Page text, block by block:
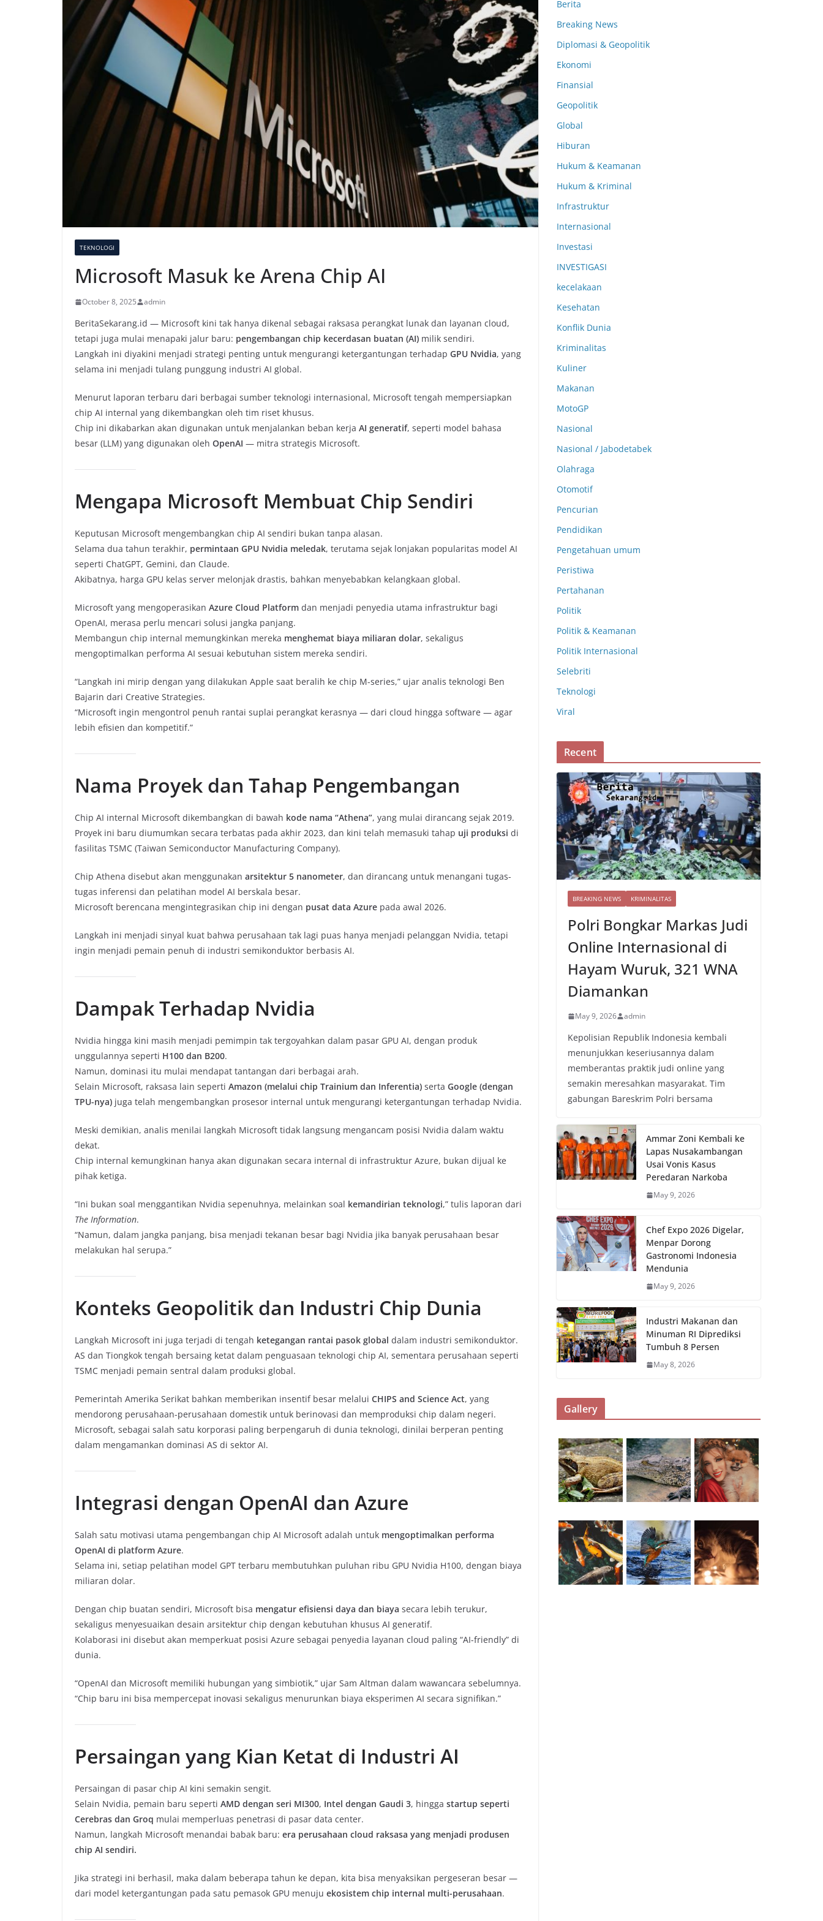
TEKNOLOGI
Microsoft Masuk ke Arena Chip AI
October 8, 2025 admin
BeritaSekarang.id — Microsoft kini tak hanya dikenal sebagai raksasa perangkat lunak dan layanan cloud,
tetapi juga mulai menapaki jalur baru: pengembangan chip kecerdasan buatan (AI) milik sendiri.
Langkah ini diyakini menjadi strategi penting untuk mengurangi ketergantungan terhadap GPU Nvidia, yang
selama ini menjadi tulang punggung industri AI global.
Menurut laporan terbaru dari berbagai sumber teknologi internasional, Microsoft tengah mempersiapkan
chip AI internal yang dikembangkan oleh tim riset khusus.
Chip ini dikabarkan akan digunakan untuk menjalankan beban kerja AI generatif, seperti model bahasa
besar (LLM) yang digunakan oleh OpenAI — mitra strategis Microsoft.
Mengapa Microsoft Membuat Chip Sendiri
Keputusan Microsoft mengembangkan chip AI sendiri bukan tanpa alasan.
Selama dua tahun terakhir, permintaan GPU Nvidia meledak, terutama sejak lonjakan popularitas model AI
seperti ChatGPT, Gemini, dan Claude.
Akibatnya, harga GPU kelas server melonjak drastis, bahkan menyebabkan kelangkaan global.
Microsoft yang mengoperasikan Azure Cloud Platform dan menjadi penyedia utama infrastruktur bagi
OpenAI, merasa perlu mencari solusi jangka panjang.
Membangun chip internal memungkinkan mereka menghemat biaya miliaran dolar, sekaligus
mengoptimalkan performa AI sesuai kebutuhan sistem mereka sendiri.
“Langkah ini mirip dengan yang dilakukan Apple saat beralih ke chip M-series,” ujar analis teknologi Ben
Bajarin dari Creative Strategies.
“Microsoft ingin mengontrol penuh rantai suplai perangkat kerasnya — dari cloud hingga software — agar
lebih efisien dan kompetitif.”
Nama Proyek dan Tahap Pengembangan
Chip AI internal Microsoft dikembangkan di bawah kode nama “Athena”, yang mulai dirancang sejak 2019.
Proyek ini baru diumumkan secara terbatas pada akhir 2023, dan kini telah memasuki tahap uji produksi di
fasilitas TSMC (Taiwan Semiconductor Manufacturing Company).
Chip Athena disebut akan menggunakan arsitektur 5 nanometer, dan dirancang untuk menangani tugas-
tugas inferensi dan pelatihan model AI berskala besar.
Microsoft berencana mengintegrasikan chip ini dengan pusat data Azure pada awal 2026.
Langkah ini menjadi sinyal kuat bahwa perusahaan tak lagi puas hanya menjadi pelanggan Nvidia, tetapi
ingin menjadi pemain penuh di industri semikonduktor berbasis AI.
Dampak Terhadap Nvidia
Nvidia hingga kini masih menjadi pemimpin tak tergoyahkan dalam pasar GPU AI, dengan produk
unggulannya seperti H100 dan B200.
Namun, dominasi itu mulai mendapat tantangan dari berbagai arah.
Selain Microsoft, raksasa lain seperti Amazon (melalui chip Trainium dan Inferentia) serta Google (dengan
TPU-nya) juga telah mengembangkan prosesor internal untuk mengurangi ketergantungan terhadap Nvidia.
Meski demikian, analis menilai langkah Microsoft tidak langsung mengancam posisi Nvidia dalam waktu
dekat.
Chip internal kemungkinan hanya akan digunakan secara internal di infrastruktur Azure, bukan dijual ke
pihak ketiga.
“Ini bukan soal menggantikan Nvidia sepenuhnya, melainkan soal kemandirian teknologi,” tulis laporan dari
The Information.
“Namun, dalam jangka panjang, bisa menjadi tekanan besar bagi Nvidia jika banyak perusahaan besar
melakukan hal serupa.”
Konteks Geopolitik dan Industri Chip Dunia
Langkah Microsoft ini juga terjadi di tengah ketegangan rantai pasok global dalam industri semikonduktor.
AS dan Tiongkok tengah bersaing ketat dalam penguasaan teknologi chip AI, sementara perusahaan seperti
TSMC menjadi pemain sentral dalam produksi global.
Pemerintah Amerika Serikat bahkan memberikan insentif besar melalui CHIPS and Science Act, yang
mendorong perusahaan-perusahaan domestik untuk berinovasi dan memproduksi chip dalam negeri.
Microsoft, sebagai salah satu korporasi paling berpengaruh di dunia teknologi, dinilai berperan penting
dalam mengamankan dominasi AS di sektor AI.
Integrasi dengan OpenAI dan Azure
Salah satu motivasi utama pengembangan chip AI Microsoft adalah untuk mengoptimalkan performa
OpenAI di platform Azure.
Selama ini, setiap pelatihan model GPT terbaru membutuhkan puluhan ribu GPU Nvidia H100, dengan biaya
miliaran dolar.
Dengan chip buatan sendiri, Microsoft bisa mengatur efisiensi daya dan biaya secara lebih terukur,
sekaligus menyesuaikan desain arsitektur chip dengan kebutuhan khusus AI generatif.
Kolaborasi ini disebut akan memperkuat posisi Azure sebagai penyedia layanan cloud paling “AI-friendly” di
dunia.
“OpenAI dan Microsoft memiliki hubungan yang simbiotik,” ujar Sam Altman dalam wawancara sebelumnya.
“Chip baru ini bisa mempercepat inovasi sekaligus menurunkan biaya eksperimen AI secara signifikan.”
Persaingan yang Kian Ketat di Industri AI
Persaingan di pasar chip AI kini semakin sengit.
Selain Nvidia, pemain baru seperti AMD dengan seri MI300, Intel dengan Gaudi 3, hingga startup seperti
Cerebras dan Groq mulai memperluas penetrasi di pasar data center.
Namun, langkah Microsoft menandai babak baru: era perusahaan cloud raksasa yang menjadi produsen
chip AI sendiri.
Jika strategi ini berhasil, maka dalam beberapa tahun ke depan, kita bisa menyaksikan pergeseran besar —
dari model ketergantungan pada satu pemasok GPU menuju ekosistem chip internal multi-perusahaan.
Berita
Breaking News
Diplomasi & Geopolitik
Ekonomi
Finansial
Geopolitik
Global
Hiburan
Hukum & Keamanan
Hukum & Kriminal
Infrastruktur
Internasional
Investasi
INVESTIGASI
kecelakaan
Kesehatan
Konflik Dunia
Kriminalitas
Kuliner
Makanan
MotoGP
Nasional
Nasional / Jabodetabek
Olahraga
Otomotif
Pencurian
Pendidikan
Pengetahuan umum
Peristiwa
Pertahanan
Politik
Politik & Keamanan
Politik Internasional
Selebriti
Teknologi
Viral
Recent
BREAKING NEWS KRIMINALITAS
Polri Bongkar Markas Judi
Online Internasional di
Hayam Wuruk, 321 WNA
Diamankan
May 9, 2026 admin
Kepolisian Republik Indonesia kembali
menunjukkan keseriusannya dalam
memberantas praktik judi online yang
semakin meresahkan masyarakat. Tim
gabungan Bareskrim Polri bersama
Ammar Zoni Kembali ke
Lapas Nusakambangan
Usai Vonis Kasus
Peredaran Narkoba
May 9, 2026
Chef Expo 2026 Digelar,
Menpar Dorong
Gastronomi Indonesia
Mendunia
May 9, 2026
Industri Makanan dan
Minuman RI Diprediksi
Tumbuh 8 Persen
May 8, 2026
Gallery